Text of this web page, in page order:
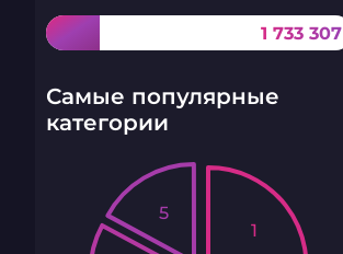
1 733 307
Самые популярные
категории
1
5